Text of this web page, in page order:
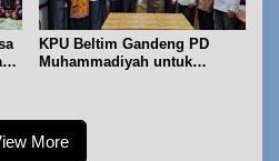
KPU Beltim Gandeng PD
Muhammadiyah untuk
More